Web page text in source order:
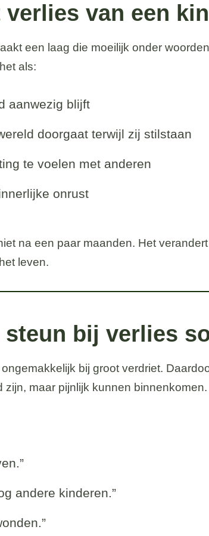
verlies van een
een laag die moeilijk onder
als:
aanwezig blijft
doorgaat terwijl zij stilstaan
te voelen met anderen
onrust
na een paar maanden. Het
leven.
steun bij verlies
bij groot verdriet.
zijn, maar pijnlijk kunnen binnenkomen.
andere kinderen.”